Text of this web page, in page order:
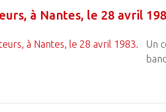
à Nantes, le 28 avril
Un